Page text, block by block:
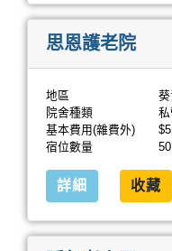
思恩護老院
地區
院舍種類
基本費用(雜費外)
宿位數量
50
詳細 收藏